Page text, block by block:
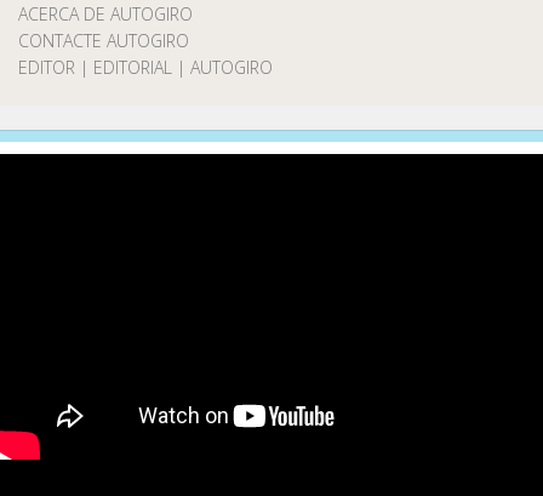
ACERCA DE AUTOGIRO
CONTACTE AUTOGIRO
EDITOR | EDITORIAL | AUTOGIRO